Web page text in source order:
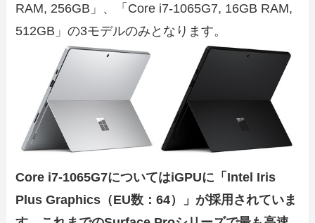
RAM, 256GB」、「Core i7-1065G7, 16GB RAM,
512GB」の3モデルのみとなります。
Core i7-1065G7についてはiGPUに「Intel Iris
Plus Graphics（EU数：64）」が採用されていま